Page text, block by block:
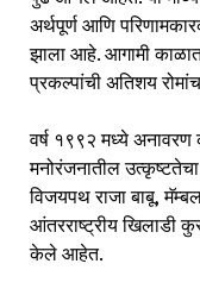
अर्थपूर्ण आणि
झाला आहे. आगामी
प्रकल्पांची अतिशय
वर्ष १९९२ मध्ये अनावरण
मनोरंजनातील
विजयपथ राजा बाबू,
आंतरराष्ट्रीय खिलाडी
केले आहेत.